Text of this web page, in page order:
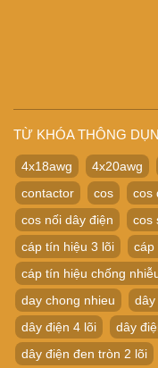
TỪ KHÓA THÔNG
4x18awg 4x20awg
contactor
cos cos
cos nối dây điện
cos
cáp tín hiệu 3 lõi
cáp
cáp tín hiệu chống
day chong nhieu
dây
dây điện 4 lõi
dây
dây điện đen tròn 2 lõi